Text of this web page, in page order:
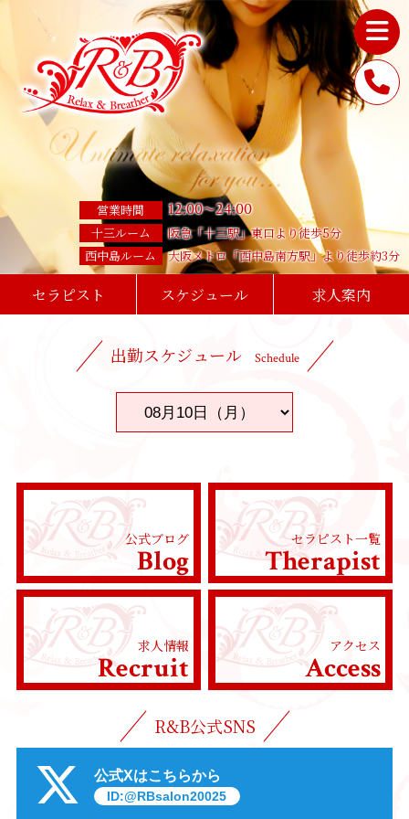
営業時間 12:00～24:00
十三ルーム
阪急「十三駅」東口より徒歩5分
西中島ルーム
大阪メトロ「西中島南方駅」より徒歩約3分
セラピスト スケジュール 求人案内
出勤スケジュール Schedule
公式ブログ
Blog
セラピスト一覧
Therapist
求人情報
Recruit
アクセス
Access
R&B公式SNS
公式Xはこちらから
ID:@RBsalon20025